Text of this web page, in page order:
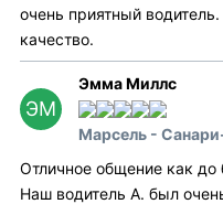
очень приятный
качество.
ЭМ
Эмма Миллс
Марсель -
Отличное общение как до
Наш водитель А. был